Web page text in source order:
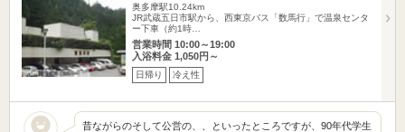
奥多摩駅10.24km
JR武蔵五日市駅から、西東京バス「数馬行」で温泉センタ
ー下車（約1時…
営業時間 10:00～19:00
入浴料金 1,050円～
日帰り 冷え性
昔ながらのそして公営の、、といったところですが、90年代学生